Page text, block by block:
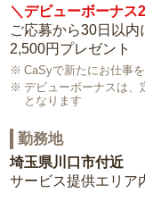
＼デビューボーナス
ご応募から30日以内
2,500円プレゼント
CaSyで新たにお仕事
デビューボーナスは、
となります
勤務地
埼玉県川口市付近
サービス提供エリア